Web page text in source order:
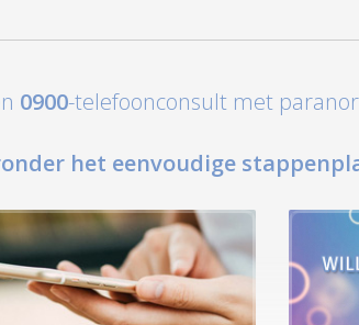
0900-telefoonconsult met
het eenvoudige